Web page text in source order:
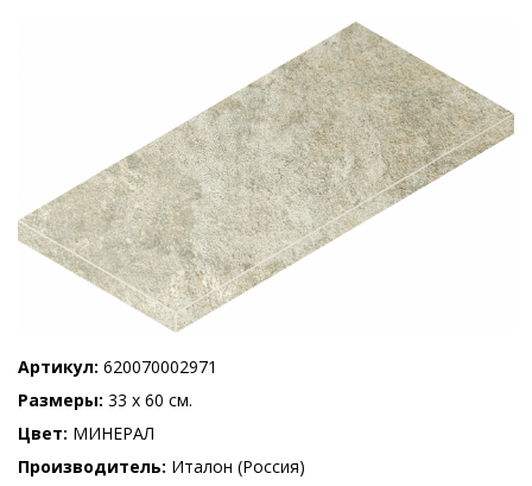
Артикул 620070002971
Размеры 33 x 60 см.
Цвет МИНЕРАЛ
Производитель Италон (Россия)